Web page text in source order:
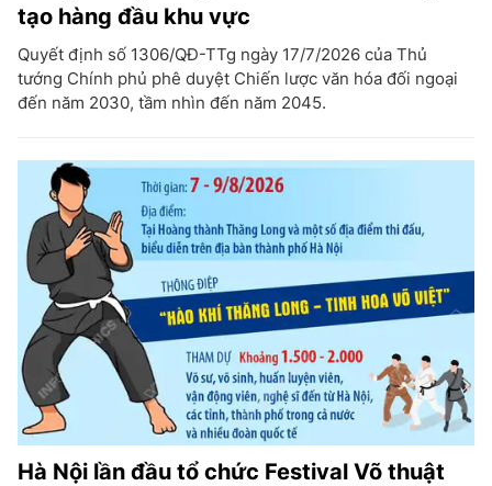
tạo hàng đầu khu vực
Quyết định số 1306/QĐ-TTg ngày 17/7/2026 của Thủ
tướng Chính phủ phê duyệt Chiến lược văn hóa đối ngoại
đến năm 2030, tầm nhìn đến năm 2045.
Hà Nội lần đầu tổ chức Festival Võ thuật